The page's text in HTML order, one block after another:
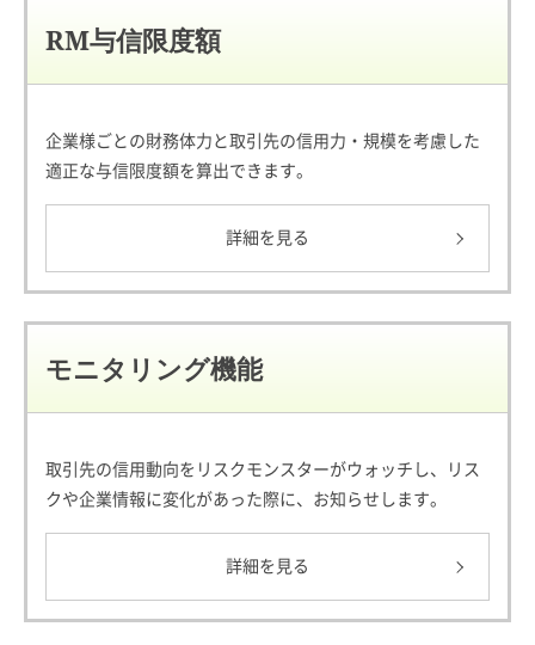
RM与信限度額
企業様ごとの財務体力と取引先の信用力・規模を考慮した
適正な与信限度額を算出できます。
詳細を見る
モニタリング機能
取引先の信用動向をリスクモンスターがウォッチし、リス
クや企業情報に変化があった際に、お知らせします。
詳細を見る